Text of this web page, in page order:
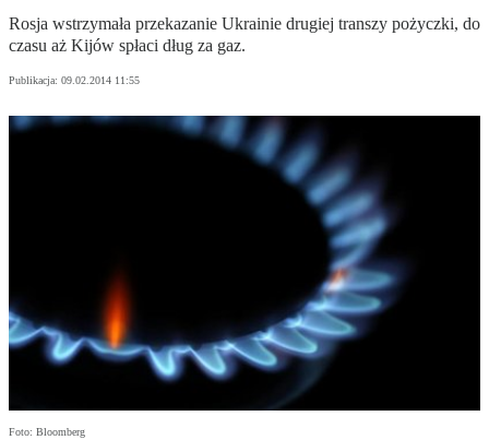
Rosja wstrzymała przekazanie Ukrainie drugiej transzy pożyczki, do
czasu aż Kijów spłaci dług za gaz.
Publikacja: 09.02.2014 11:55
Foto: Bloomberg